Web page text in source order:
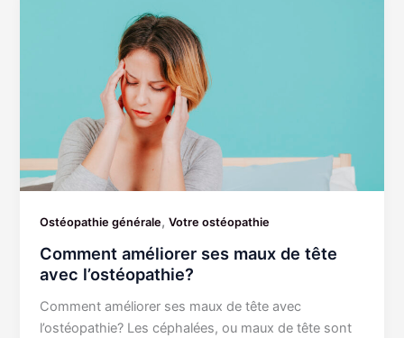
Ostéopathie générale,Votre ostéopathie
Comment améliorer ses maux de tête
avec l’ostéopathie?
Comment améliorer ses maux de tête avec
l’ostéopathie? Les céphalées, ou maux de tête sont